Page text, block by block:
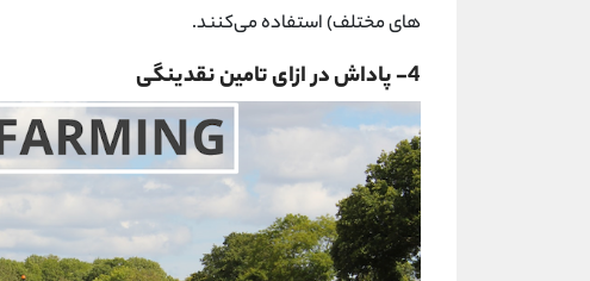
های مختلف) استفاده می‌کنند.
4- پاداش در ازای تامین نقدینگی